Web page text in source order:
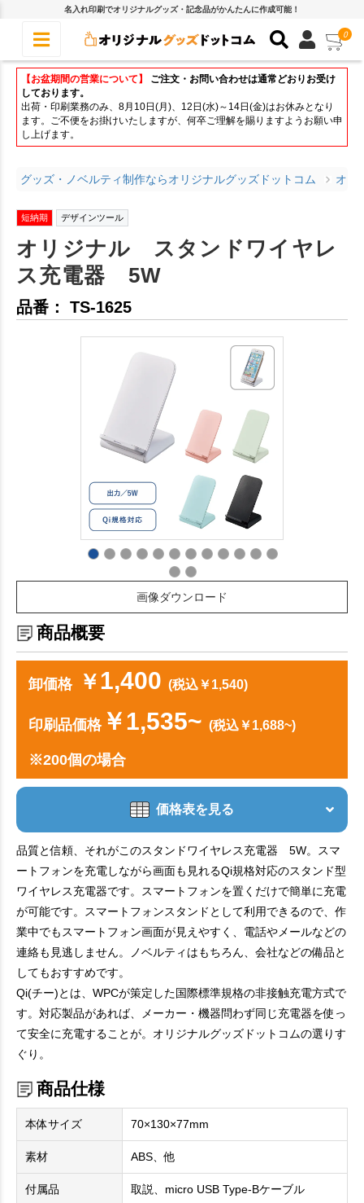
名入れ印刷でオリジナルグッズ・記念品がかんたんに作成可能！
0
【お盆期間の営業について】
ご注文・お問い合わせは通常どおりお受け
しております。
出荷・印刷業務のみ、8月10日(月)、12日(水)～14日(金)はお休みとなり
ます。ご不便をお掛けいたしますが、何卒ご理解を賜りますようお願い申
し上げます。
グッズ・ノベルティ制作ならオリジナルグッズドットコム オリ
短納期 デザインツール
オリジナル スタンドワイヤレ
ス充電器 5W
品番： TS-1625
画像ダウンロード
商品概要
卸価格 ￥1,400 (税込￥1,540)
印刷品価格￥1,535~ (税込￥1,688~)
※200個の場合
価格表を見る
品質と信頼、それがこのスタンドワイヤレス充電器 5W。スマ
ートフォンを充電しながら画面も見れるQi規格対応のスタンド型
ワイヤレス充電器です。スマートフォンを置くだけで簡単に充電
が可能です。スマートフォンスタンドとして利用できるので、作
業中でもスマートフォン画面が見えやすく、電話やメールなどの
連絡も見逃しません。ノベルティはもちろん、会社などの備品と
してもおすすめです。
Qi(チー)とは、WPCが策定した国際標準規格の非接触充電方式で
す。対応製品があれば、メーカー・機器問わず同じ充電器を使っ
て安全に充電することが。オリジナルグッズドットコムの選りす
ぐり。
商品仕様
本体サイズ 70×130×77mm
素材 ABS、他
付属品 取説、micro USB Type-Bケーブル